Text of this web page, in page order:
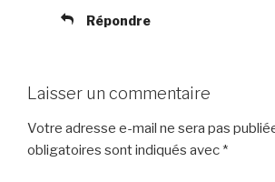
Répondre
Laisser un commentaire
Votre adresse e-mail ne sera pas
obligatoires sont indiqués avec *